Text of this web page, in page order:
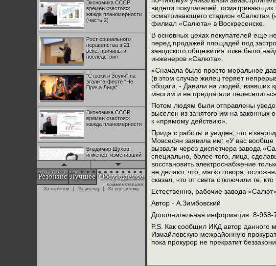
Экономика СССР
времен «застоя»:
жажда планомерности
(часть 2)
Рост социального
неравенства в 21
веке: причины и
последствия
"Строки и Звуки" на
эгалите-фесте "Не
Пряча Лица"
Экономика СССР
времен «застоя»:
жажда планомерности
Владимир Шухов:
инженер, изменивший
мир
"Аркадий Коц" на
эгалите-фесте "Не
Резонанс Лучшее Обсуждаемое
комментариев:
За неделю
| За месяц | За все время
видели покупателей, осматривающих
осматривающего стадион «Салюта»
филиал «Салюта» в Воскресенске.
В основных цехах покупателей еще
перед продажей площадей под
заводского общежития тоже было
инженеров «Салюта».
«Сначала было просто моральное
(в этом случае жилец теряет
общаги. - Давили на людей, взявших
многим и не предлагали
Потом людям были отправлены
выселен из занятого им на законных
к «прямому действию».
Придя с работы и увидев, что в
Мовсесян заявила им: «У вас вообще
вызвали через диспетчера завода
специально, более того, лица,
восстановить электроснабжение
не делают, что, мягко говоря,
сказал, что от света отключили те,
Естественно, рабочие завода
Автор - А.Зимбовский
Дополнительная информация: 8-
P.S. Как сообщил ИКД автор данного
Измайловскую межрайонную
пока прокурор не прекратит